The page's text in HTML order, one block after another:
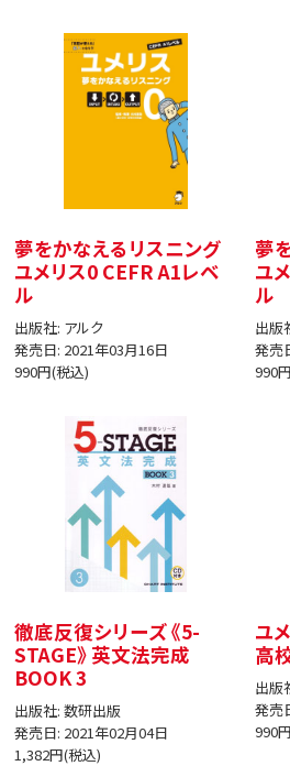
夢をかなえるリスニング
ユメリス0 CEFR A1レベ
ル
出版社: アルク
発売日: 2021年03月16日
990円(税込)
夢
ユ
ル
出版
発売
990
徹底反復シリーズ 《5-
STAGE》 英文法完成
BOOK 3
出版社: 数研出版
発売日: 2021年02月04日
1,382円(税込)
ユ
高
出版
発売
990